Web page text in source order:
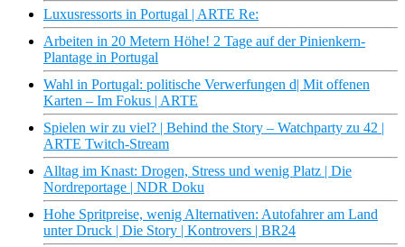
Luxusressorts in Portugal | ARTE Re:
Arbeiten in 20 Metern Höhe! 2 Tage auf der Pinienkern-
Plantage in Portugal
Wahl in Portugal: politische Verwerfungen d| Mit offenen
Karten – Im Fokus | ARTE
Spielen wir zu viel? | Behind the Story – Watchparty zu 42 |
ARTE Twitch-Stream
Alltag im Knast: Drogen, Stress und wenig Platz | Die
Nordreportage | NDR Doku
Hohe Spritpreise, wenig Alternativen: Autofahrer am Land
unter Druck | Die Story | Kontrovers | BR24